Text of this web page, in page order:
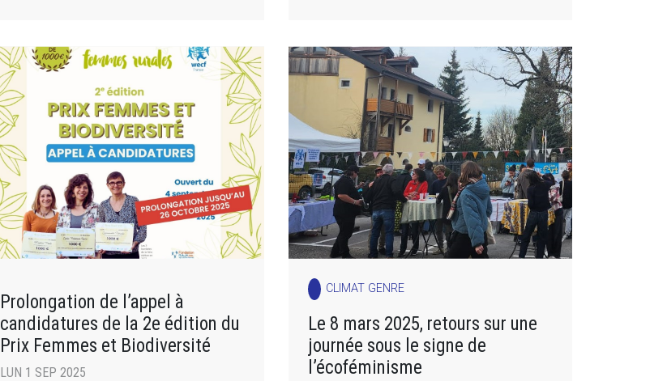
Prolongation de l’appel à
candidatures de la 2e édition du
Prix Femmes et Biodiversité
LUN 1 SEP 2025
CLIMAT GENRE
Le 8 mars 2025, retours sur une
journée sous le signe de
l’écoféminisme